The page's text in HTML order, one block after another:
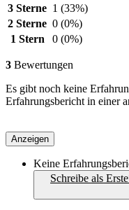
3 Sterne 1 (33%)
2 Sterne 0 (0%)
1 Stern
0 (0%)
3 Bewertungen
Es gibt noch keine
Erfahrungsbericht in einer
Anzeigen
Keine
Schreibe als